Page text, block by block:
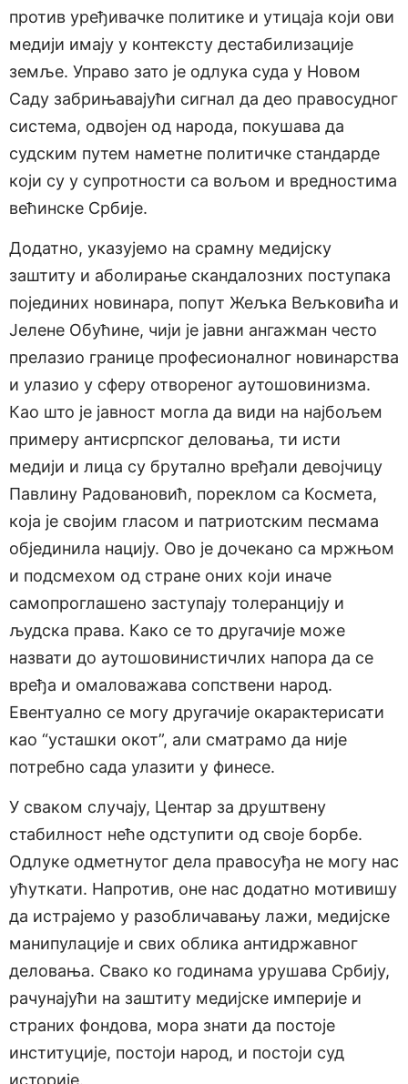
против уређивачке политике и утицаја који ови
медији имају у контексту дестабилизације
земље. Управо зато је одлука суда у Новом
Саду забрињавајући сигнал да део правосудног
система, одвојен од народа, покушава да
судским путем наметне политичке стандарде
који су у супротности са вољом и вредностима
већинске Србије.
Додатно, указујемо на срамну медијску
заштиту и аболирање скандалозних поступака
појединих новинара, попут Жељка Вељковића и
Јелене Обућине, чији је јавни ангажман често
прелазио границе професионалног новинарства
и улазио у сферу отвореног аутошовинизма.
Као што је јавност могла да види на најбољем
примеру антисрпског деловања, ти исти
медији и лица су брутално вређали девојчицу
Павлину Радовановић, пореклом са Космета,
која је својим гласом и патриотским песмама
објединила нацију. Ово је дочекано са мржњом
и подсмехом од стране оних који иначе
самопроглашено заступају толеранцију и
људска права. Како се то другачије може
назвати до аутошовинистичлих напора да се
вређа и омаловажава сопствени народ.
Евентуално се могу другачије окарактерисати
као “усташки окот”, али сматрамо да није
потребно сада улазити у финесе.
У сваком случају, Центар за друштвену
стабилност неће одступити од своје борбе.
Одлуке одметнутог дела правосуђа не могу нас
ућуткати. Напротив, оне нас додатно мотивишу
да истрајемо у разобличавању лажи, медијске
манипулације и свих облика антидржавног
деловања. Свако ко годинама урушава Србију,
рачунајући на заштиту медијске империје и
страних фондова, мора знати да постоје
институције, постоји народ, и постоји суд